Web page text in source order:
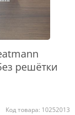
решётки
Код товара: 10252013